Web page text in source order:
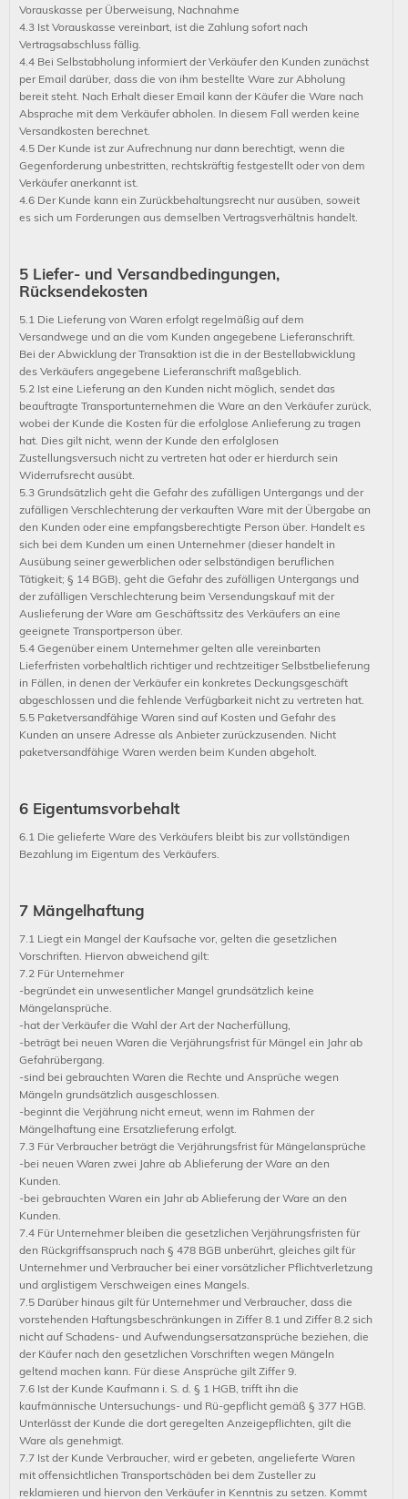
Vorauskasse per Überweisung, Nachnahme
4.3 Ist Vorauskasse vereinbart, ist die Zahlung sofort nach
Vertragsabschluss fällig.
4.4 Bei Selbstabholung informiert der Verkäufer den Kunden zunächst
per Email darüber, dass die von ihm bestellte Ware zur Abholung
bereit steht. Nach Erhalt dieser Email kann der Käufer die Ware nach
Absprache mit dem Verkäufer abholen. In diesem Fall werden keine
Versandkosten berechnet.
4.5 Der Kunde ist zur Aufrechnung nur dann berechtigt, wenn die
Gegenforderung unbestritten, rechtskräftig festgestellt oder von dem
Verkäufer anerkannt ist.
4.6 Der Kunde kann ein Zurückbehaltungsrecht nur ausüben, soweit
es sich um Forderungen aus demselben Vertragsverhältnis handelt.
5 Liefer- und Versandbedingungen,
Rücksendekosten
5.1 Die Lieferung von Waren erfolgt regelmäßig auf dem
Versandwege und an die vom Kunden angegebene Lieferanschrift.
Bei der Abwicklung der Transaktion ist die in der Bestellabwicklung
des Verkäufers angegebene Lieferanschrift maßgeblich.
5.2 Ist eine Lieferung an den Kunden nicht möglich, sendet das
beauftragte Transportunternehmen die Ware an den Verkäufer zurück,
wobei der Kunde die Kosten für die erfolglose Anlieferung zu tragen
hat. Dies gilt nicht, wenn der Kunde den erfolglosen
Zustellungsversuch nicht zu vertreten hat oder er hierdurch sein
Widerrufsrecht ausübt.
5.3 Grundsätzlich geht die Gefahr des zufälligen Untergangs und der
zufälligen Verschlechterung der verkauften Ware mit der Übergabe an
den Kunden oder eine empfangsberechtigte Person über. Handelt es
sich bei dem Kunden um einen Unternehmer (dieser handelt in
Ausübung seiner gewerblichen oder selbständigen beruflichen
Tätigkeit; § 14 BGB), geht die Gefahr des zufälligen Untergangs und
der zufälligen Verschlechterung beim Versendungskauf mit der
Auslieferung der Ware am Geschäftssitz des Verkäufers an eine
geeignete Transportperson über.
5.4 Gegenüber einem Unternehmer gelten alle vereinbarten
Lieferfristen vorbehaltlich richtiger und rechtzeitiger Selbstbelieferung
in Fällen, in denen der Verkäufer ein konkretes Deckungsgeschäft
abgeschlossen und die fehlende Verfügbarkeit nicht zu vertreten hat.
5.5 Paketversandfähige Waren sind auf Kosten und Gefahr des
Kunden an unsere Adresse als Anbieter zurückzusenden. Nicht
paketversandfähige Waren werden beim Kunden abgeholt.
6 Eigentumsvorbehalt
6.1 Die gelieferte Ware des Verkäufers bleibt bis zur vollständigen
Bezahlung im Eigentum des Verkäufers.
7 Mängelhaftung
7.1 Liegt ein Mangel der Kaufsache vor, gelten die gesetzlichen
Vorschriften. Hiervon abweichend gilt:
7.2 Für Unternehmer
-begründet ein unwesentlicher Mangel grundsätzlich keine
Mängelansprüche.
-hat der Verkäufer die Wahl der Art der Nacherfüllung,
-beträgt bei neuen Waren die Verjährungsfrist für Mängel ein Jahr ab
Gefahrübergang.
-sind bei gebrauchten Waren die Rechte und Ansprüche wegen
Mängeln grundsätzlich ausgeschlossen.
-beginnt die Verjährung nicht erneut, wenn im Rahmen der
Mängelhaftung eine Ersatzlieferung erfolgt.
7.3 Für Verbraucher beträgt die Verjährungsfrist für Mängelansprüche
-bei neuen Waren zwei Jahre ab Ablieferung der Ware an den
Kunden.
-bei gebrauchten Waren ein Jahr ab Ablieferung der Ware an den
Kunden.
7.4 Für Unternehmer bleiben die gesetzlichen Verjährungsfristen für
den Rückgriffsanspruch nach § 478 BGB unberührt, gleiches gilt für
Unternehmer und Verbraucher bei einer vorsätzlicher Pflichtverletzung
und arglistigem Verschweigen eines Mangels.
7.5 Darüber hinaus gilt für Unternehmer und Verbraucher, dass die
vorstehenden Haftungsbeschränkungen in Ziffer 8.1 und Ziffer 8.2 sich
nicht auf Schadens- und Aufwendungsersatzansprüche beziehen, die
der Käufer nach den gesetzlichen Vorschriften wegen Mängeln
geltend machen kann. Für diese Ansprüche gilt Ziffer 9.
7.6 Ist der Kunde Kaufmann i. S. d. § 1 HGB, trifft ihn die
kaufmännische Untersuchungs- und Rü-gepflicht gemäß § 377 HGB.
Unterlässt der Kunde die dort geregelten Anzeigepflichten, gilt die
Ware als genehmigt.
7.7 Ist der Kunde Verbraucher, wird er gebeten, angelieferte Waren
mit offensichtlichen Transportschäden bei dem Zusteller zu
reklamieren und hiervon den Verkäufer in Kenntnis zu setzen. Kommt